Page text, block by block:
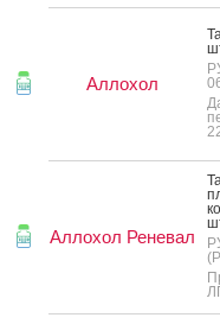
Аллохол
Аллохол Реневал